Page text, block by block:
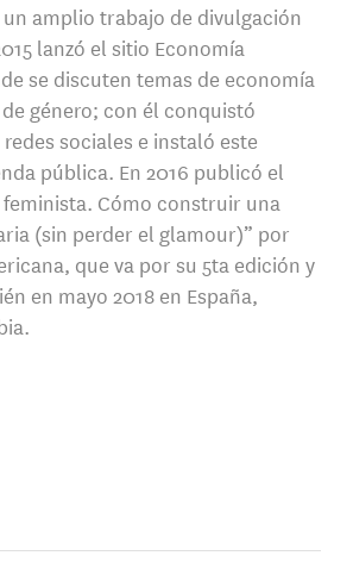
amplio trabajo de divulgación
lanzó el sitio Economía
se discuten temas de economía
género; con él conquistó
sociales e instaló este
pública. En 2016 publicó el
Cómo construir una
(sin perder el glamour)” por
que va por su 5ta edición y
en mayo 2018 en España,